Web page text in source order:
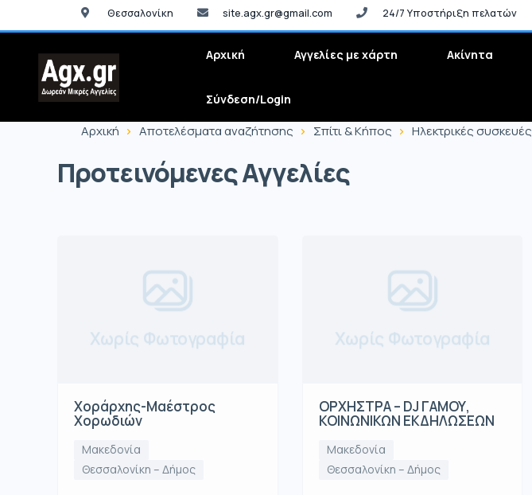
Θεσσαλονίκη site.agx.gr@gmail.com 24/7 Υποστήριξη πελατών
Αρχική Αγγελίες με χάρτη Ακίνητα
Σύνδεση/Login
Αρχική Αποτελέσματα αναζήτησης Σπίτι & Κήπος Ηλεκτρικές συσκευές
Προτεινόμενες Αγγελίες
Χωρίς Φωτογραφία
Χοράρχης-Μαέστρος
Χορωδιών
Μακεδονία
Θεσσαλονίκη – Δήμος
Χωρίς Φωτογραφία
ΟΡΧΗΣΤΡΑ – DJ ΓΑΜΟΥ,
ΚΟΙΝΩΝΙΚΩΝ ΕΚΔΗΛΩΣΕΩΝ
Μακεδονία
Θεσσαλονίκη – Δήμος